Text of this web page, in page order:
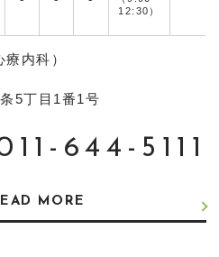
12:30）
内科）
5丁目1番1号
644-5111
MORE